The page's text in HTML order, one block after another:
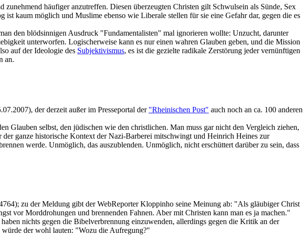
häufiger anzutreffen. Diesen überzeugten Christen gilt Schwulsein als Sünde, Sex
kaum möglich und Muslime ebenso wie Liberale stellen für sie eine Gefahr dar, gegen die es
den blödsinnigen Ausdruck "Fundamentalisten" mal ignorieren wollte: Unzucht, darunter
unterworfen. Logischerweise kann es nur einen wahren Glauben geben, und die Mission
auf der Ideologie des Subjektivismus, es ist die gezielte radikale Zerstörung jeder vernünftigen
an.
der derzeit außer im Presseportal der "Rheinischen Post" auch noch an ca. 100 anderen
Glauben selbst, den jüdischen wie den christlichen. Man muss gar nicht den Vergleich ziehen,
ganze historische Kontext der Nazi-Barberei mitschwingt und Heinrich Heines zur
werde. Unmöglich, das auszublenden. Unmöglich, nicht erschüttert darüber zu sein, dass
zu der Meldung gibt der WebReporter Kloppinho seine Meinung ab: "Als gläubiger Christ
vor Morddrohungen und brennenden Fahnen. Aber mit Christen kann man es ja machen."
nichts gegen die Bibelverbrennung einzuwenden, allerdings gegen die Kritik an der
der wohl lauten: "Wozu die Aufregung?"